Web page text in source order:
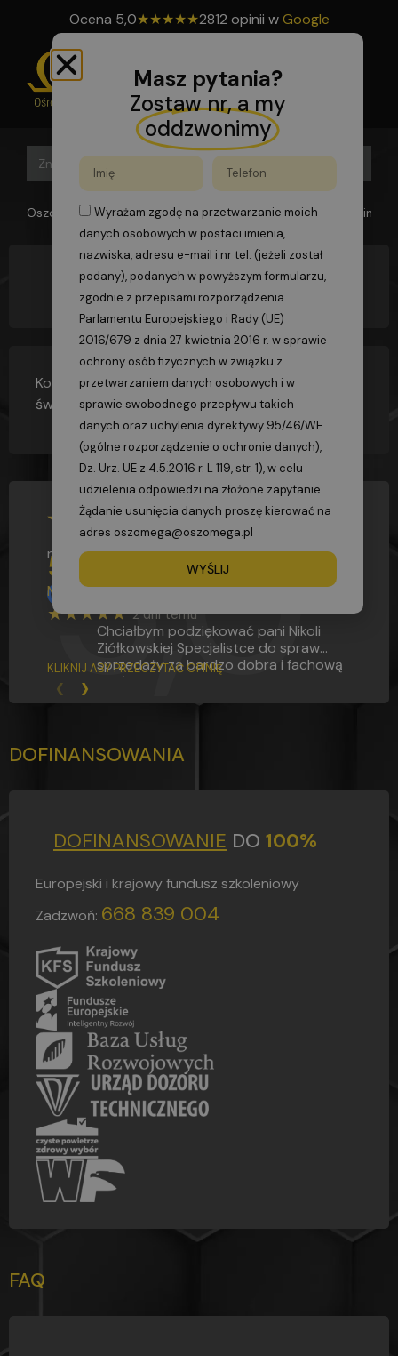
Ocena 5,0★★★★★2812 opinii wGoogle
Search
for:
Search
Oszomega>FAQs> Jakie świadectwo kwalifikacyjne
Jakie świadectwo kwalifikacyjne powinien
posiadać koordynujący?
Koordynujący powinien posiadać ważne
świadectwo kwalifikacyjne na stanowisku dozoru.
5,0
5,0
na podstawie2812opinii
Miecol Boss
★★★★★ 2 dni temu
Chciałbym podziękować pani Nikoli
Ziółkowskiej Specjalistce do spraw
sprzedaży za bardzo dobra i fachową
obsługę na Bardzo wysokim poziomie.
zawodowych.
Dziękuję z poważaniem Mietz Bartek
KLIKNIJ ABY PRZECZYTAĆ OPINIĘ
‹ ›
DOFINANSOWANIA
DOFINANSOWANIE DO 100%
Europejski i krajowy fundusz szkoleniowy
Zadzwoń: 668 839 004
FAQ
Masz pytania?
Zostaw nr, a my
oddzwonimy
Wyrażam zgodę na przetwarzanie moich
danych osobowych w postaci imienia,
nazwiska, adresu e-mail i nr tel. (jeżeli został
podany), podanych w powyższym formularzu,
zgodnie z przepisami rozporządzenia
Parlamentu Europejskiego i Rady (UE)
2016/679 z dnia 27 kwietnia 2016 r. w sprawie
ochrony osób fizycznych w związku z
przetwarzaniem danych osobowych i w
sprawie swobodnego przepływu takich
danych oraz uchylenia dyrektywy 95/46/WE
(ogólne rozporządzenie o ochronie danych),
Dz. Urz. UE z 4.5.2016 r. L 119, str. 1), w celu
udzielenia odpowiedzi na złożone zapytanie.
Żądanie usunięcia danych proszę kierować na
adres oszomega@oszomega.pl
WYŚLIJ